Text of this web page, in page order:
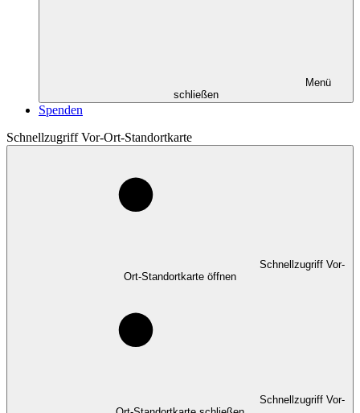
Menü
schließen
Spenden
Schnellzugriff Vor-Ort-Standortkarte
Schnellzugriff Vor-
Ort-Standortkarte öffnen
Schnellzugriff Vor-